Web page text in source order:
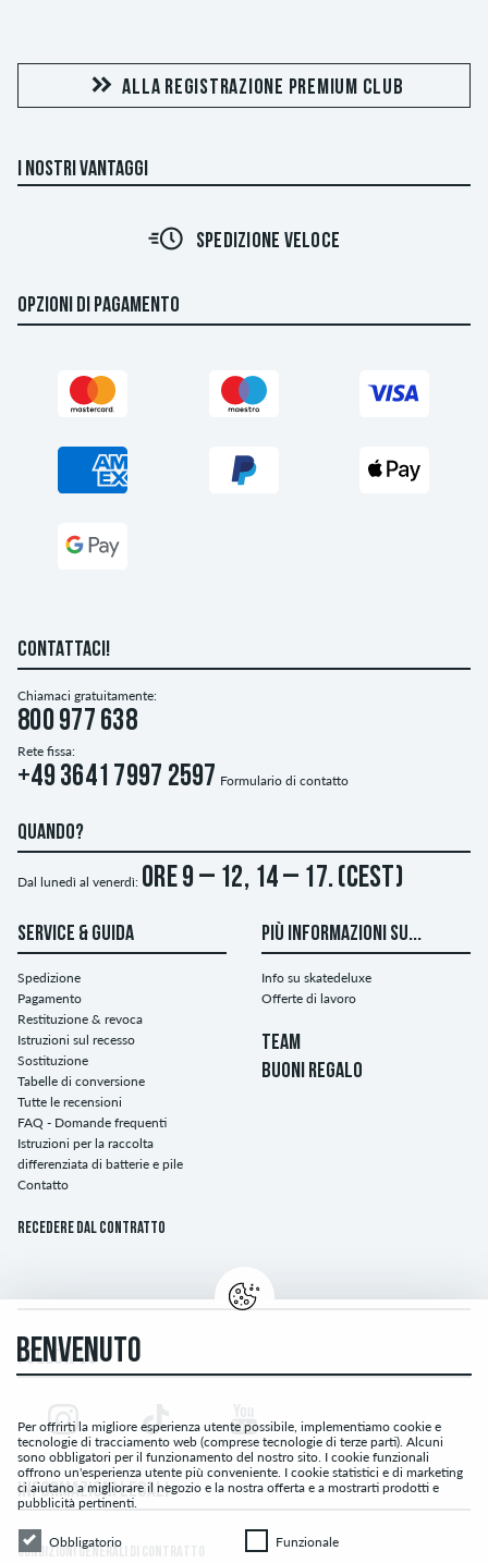
ALLA REGISTRAZIONE PREMIUM CLUB
I NOSTRI VANTAGGI
SPEDIZIONE VELOCE
OPZIONI DI PAGAMENTO
CONTATTACI!
Chiamaci gratuitamente:
800 977 638
Rete fissa:
+49 3641 7997 2597 Formulario di contatto
QUANDO?
Dal lunedì al venerdì: ore 9 – 12, 14 – 17. (CEST)
SERVICE & GUIDA
Spedizione
Pagamento
Restituzione & revoca
Istruzioni sul recesso
Sostituzione
Tabelle di conversione
Tutte le recensioni
FAQ - Domande frequenti
Istruzioni per la raccolta
differenziata di batterie e pile
Contatto
Recedere dal contratto
PIÙ INFORMAZIONI SU...
Info su skatedeluxe
Offerte di lavoro
TEAM
BUONI REGALO
FOLLOW US
INFORMAZIONI LEGALI
CONDIZIONI GENERALI DI CONTRATTO
BENVENUTO
Per offrirti la migliore esperienza utente possibile, implementiamo cookie e
tecnologie di tracciamento web (comprese tecnologie di terze parti). Alcuni
sono obbligatori per il funzionamento del nostro sito. I cookie funzionali
offrono un'esperienza utente più conveniente. I cookie statistici e di marketing
ci aiutano a migliorare il negozio e la nostra offerta e a mostrarti prodotti e
pubblicità pertinenti.
Obbligatorio
Obbligatorio FunzionaleFunzionale